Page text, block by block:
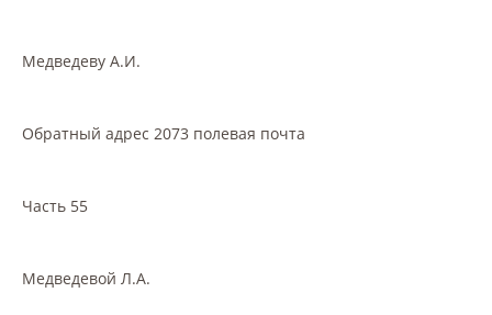
Медведеву А.И.
Обратный адрес 2073 полевая почта
Часть 55
Медведевой Л.А.